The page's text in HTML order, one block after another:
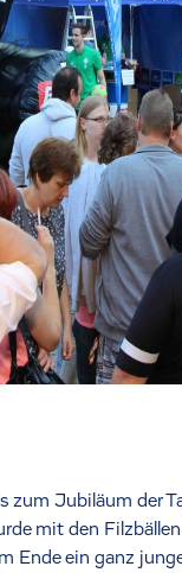
zum Jubiläum der
mit den
Ende ein ganz